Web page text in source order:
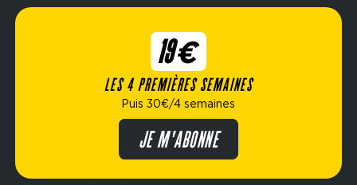
la compétition Hyrox : rameur, wall balls, sled
push, ski-erg et bien plus encore. Idéal pour
améliorer ton endurance, ta force et ta condition
Élue meilleure marque de fitness de l’année,
Fitness Park propose des formules flexibles
adaptées à ton mode de vie : abonnement dès
19€/4 semaines, options avec ou sans engagement,
19€
LES 4 PREMIÈRES SEMAINES
Puis 30€/4 semaines
JE M'ABONNE